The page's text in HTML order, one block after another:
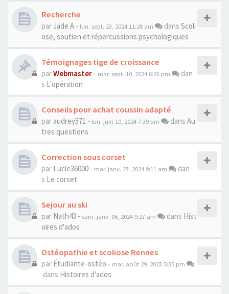
Recherche
par Jade A - lun. sept. 23, 2024 11:28 am dans Scoli
ose, soutien et répercussions psychologiques
Témoignages tige de croissance
parWebmaster - mar. sept. 10, 2024 6:26 pm
dan
s L'opération
Conseils pour achat coussin adapté
par audrey571 - lun. juin 10, 2024 7:39 pm dans Au
tres questions
Correction sous corset
par Lucie36000 - mar. janv. 23, 2024 9:11 am
dan
s Le corset
Sejour au ski
par Nath43 - sam. janv. 06, 2024 9:27 am dans Hist
oires d'ados
Ostéopathie et scoliose Rennes
par Étudiante-ostéo - mar. août 29, 2023 5:35 pm
dans Histoires d'ados